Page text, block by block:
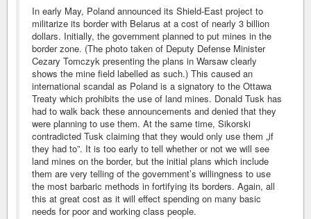
In early May, Poland announced its Shield-East project to
militarize its border with Belarus at a cost of nearly 3 billion
dollars. Initially, the government planned to put mines in the
border zone. (The photo taken of Deputy Defense Minister
Cezary Tomczyk presenting the plans in Warsaw clearly
shows the mine field labelled as such.) This caused an
international scandal as Poland is a signatory to the Ottawa
Treaty which prohibits the use of land mines. Donald Tusk has
had to walk back these announcements and denied that they
were planning to use them. At the same time, Sikorski
contradicted Tusk claiming that they would only use them „if
they had to”. It is too early to tell whether or not we will see
land mines on the border, but the initial plans which include
them are very telling of the government’s willingness to use
the most barbaric methods in fortifying its borders. Again, all
this at great cost as it will effect spending on many basic
needs for poor and working class people.